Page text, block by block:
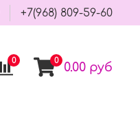
+7(968) 809-59-60
0 0 0.00 руб